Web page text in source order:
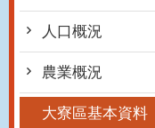
人口概況
農業概況
大寮區基本資料